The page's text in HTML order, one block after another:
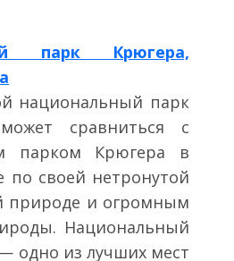
парк Крюгера,
национальный парк
сравниться с
парком Крюгера в
своей нетронутой
природе и огромным
Национальный
одно из лучших мест